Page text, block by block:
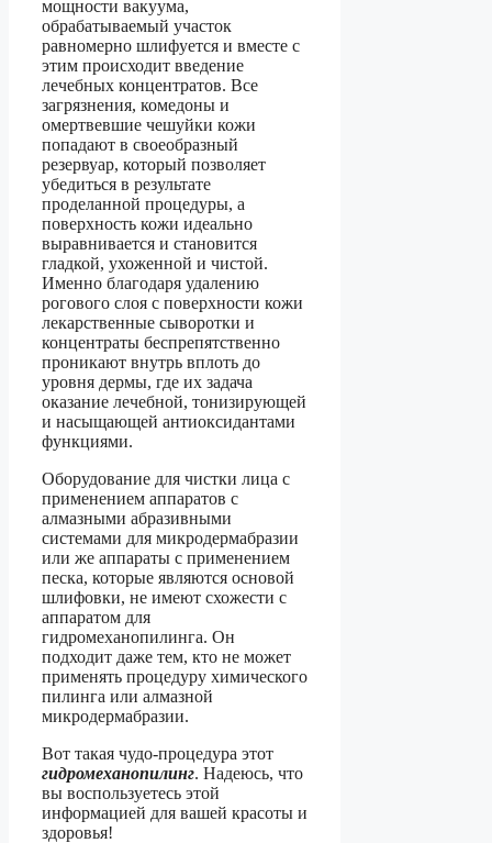
мощности вакуума,
обрабатываемый участок
равномерно шлифуется и вместе с
этим происходит введение
лечебных концентратов. Все
загрязнения, комедоны и
омертвевшие чешуйки кожи
попадают в своеобразный
резервуар, который позволяет
убедиться в результате
проделанной процедуры, а
поверхность кожи идеально
выравнивается и становится
гладкой, ухоженной и чистой.
Именно благодаря удалению
рогового слоя с поверхности кожи
лекарственные сыворотки и
концентраты беспрепятственно
проникают внутрь вплоть до
уровня дермы, где их задача
оказание лечебной, тонизирующей
и насыщающей антиоксидантами
функциями.
Оборудование для чистки лица с
применением аппаратов с
алмазными абразивными
системами для микродермабразии
или же аппараты с применением
песка, которые являются основой
шлифовки, не имеют схожести с
аппаратом для
гидромеханопилинга. Он
подходит даже тем, кто не может
применять процедуру химического
пилинга или алмазной
микродермабразии.
Вот такая чудо-процедура этот
гидромеханопилинг. Надеюсь, что
вы воспользуетесь этой
информацией для вашей красоты и
здоровья!